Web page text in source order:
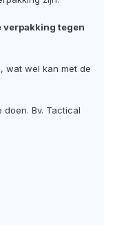
verpakking tegen
wat wel kan met de
Bv. Tactical